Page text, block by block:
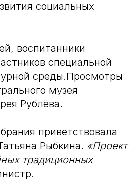
социальных
воспитанники
специальной
среды.Просмотры
музея
Рублёва.
приветствовала
Рыбкина. «Проект
традиционных